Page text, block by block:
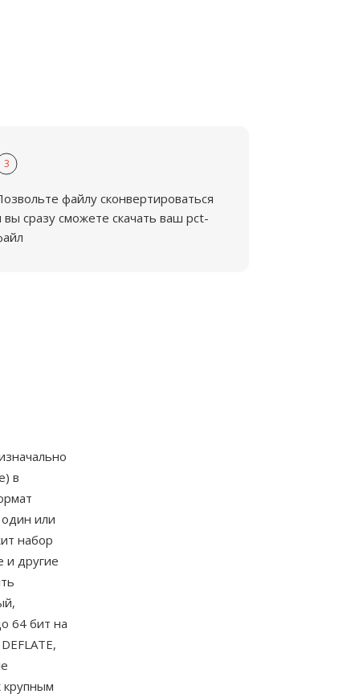
3
файлу сконвертироваться
вы сразу сможете скачать ваш pct-
в
один или
набор
и другие
64 бит на
крупным